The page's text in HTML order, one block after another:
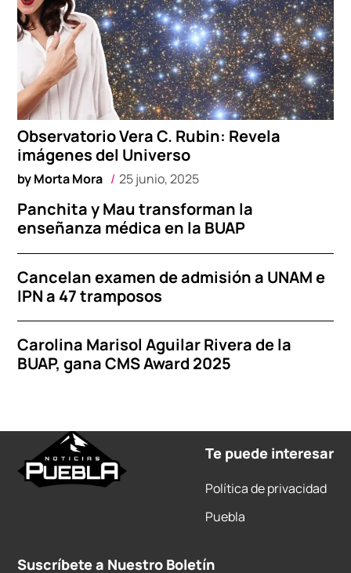
Observatorio Vera C. Rubin: Revela
imágenes del Universo
byMorta Mora 25 junio, 2025
Panchita y Mau transforman la
enseñanza médica en la BUAP
Cancelan examen de admisión a UNAM e
IPN a 47 tramposos
Carolina Marisol Aguilar Rivera de la
BUAP, gana CMS Award 2025
Te puede interesar
Política de privacidad
Puebla
Suscríbete a Nuestro Boletín